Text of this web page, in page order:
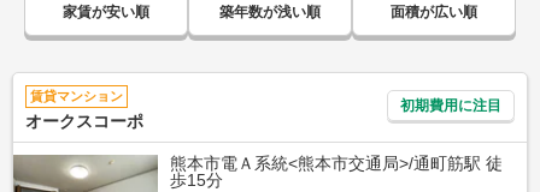
家賃が安い順 築年数が浅い順 面積が広い順
賃貸マンション
オークスコーポ
初期費用に注目
熊本市電Ａ系統<熊本市交通局>/通町筋駅 徒
歩15分